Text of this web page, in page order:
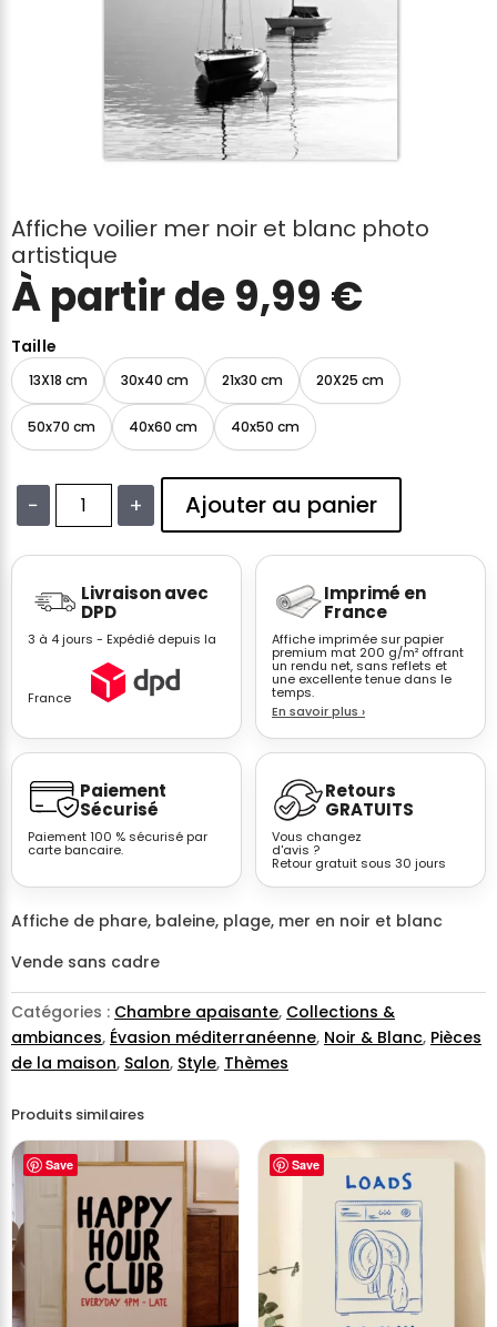
Affiche voilier mer noir et blanc photo
artistique
À partir de9,99 €
Taille
13X18 cm 30x40 cm 21x30 cm 20X25 cm
50x70 cm 40x60 cm 40x50 cm
−
Affiche
voilier
noir
blanc
photo
artistique
+ Ajouter au panier
Livraison avec
DPD
3 à 4 jours - Expédié depuis la
France
Imprimé en
France
Affiche imprimée sur papier
premium mat 200 g/m² offrant
un rendu net, sans reflets et
une excellente tenue dans le
temps.
En savoir plus ›
Paiement
Sécurisé
Paiement 100 % sécurisé par
carte bancaire.
Retours
GRATUITS
Vous changez
d'avis ?
Retour gratuit sous 30 jours
Affiche de phare, baleine, plage, mer en noir et blanc
Vende sans cadre
Catégories : Chambre apaisante, Collections &
ambiances, Évasion méditerranéenne, Noir & Blanc, Pièces
de la maison, Salon, Style, Thèmes
Produits similaires
Save Save